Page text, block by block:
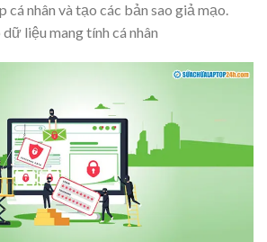
cá nhân và tạo các bản sao giả mạo.
liệu mang tính cá nhân